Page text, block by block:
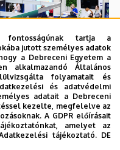
tartja a
jutott személyes adatok
a Debreceni Egyetem a
alkalmazandó Általános
folyamatait és
és adatvédelmi
adatait a Debreceni
kezelte, megfelelve az
A GDPR előírásait
amelyet az
tájékoztató. DE